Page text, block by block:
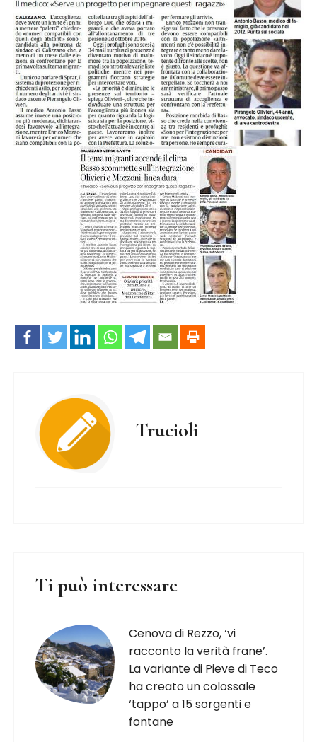
Trucioli
Ti può interessare
Cenova di Rezzo, ‘vi
racconto la verità frane’.
La variante di Pieve di Teco
ha creato un colossale
‘tappo’ a 15 sorgenti e
fontane